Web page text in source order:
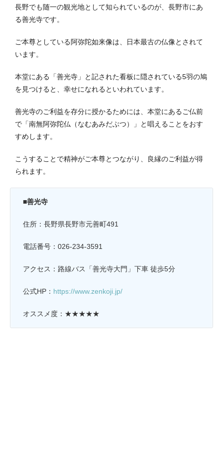
長野でも随一の観光地として知られているのが、長野市にあ
る善光寺です。
ご本尊としている阿弥陀如来像は、日本最古の仏像とされて
います。
本堂にある「善光寺」と記された看板に隠されている5羽の鳩
を見つけると、幸せになれるといわれています。
善光寺のご利益を存分に授かるためには、本堂にあるご仏前
で「南無阿弥陀仏（なむあみだぶつ）」と唱えることをおす
すめします。
こうすることで精神がご本尊とつながり、良縁のご利益が得
られます。
■善光寺
住所：長野県長野市元善町491
電話番号：026-234-3591
アクセス：路線バス「善光寺大門」下車 徒歩5分
公式HP： https://www.zenkoji.jp/
オススメ度：★★★★★